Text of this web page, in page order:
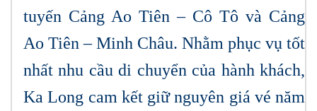
tuyến Cảng Ao Tiên – Cô Tô và Cảng
Ao Tiên – Minh Châu. Nhằm phục vụ tốt
nhất nhu cầu di chuyển của hành khách,
Ka Long cam kết giữ nguyên giá vé năm